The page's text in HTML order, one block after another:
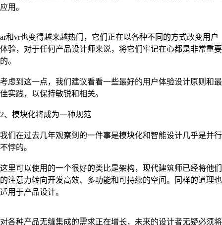
应用。
ar和vr也变得越来越热门，它们正在以各种不同的方式改变用户
体验，对于任何产品设计师来说，将它们牢记在心都是非常重要
的。
考虑到这一点，我们建议看看一些最好的用户体验设计原则和最
佳实践，以保持敏锐和相关。
2、模块化将成为一种规范
我们在过去几年观察到的一件事是模块化和智能设计几乎是并行
不悖的。
这里可以使用的一个很好的类比是架构，现代建筑师已经将他们
的注意力转向开发高效、多功能和可持续的空间。同样的道理也
适用于产品设计。
对各种产品无缝集成的需求正在增长，未来的设计者无疑必须将